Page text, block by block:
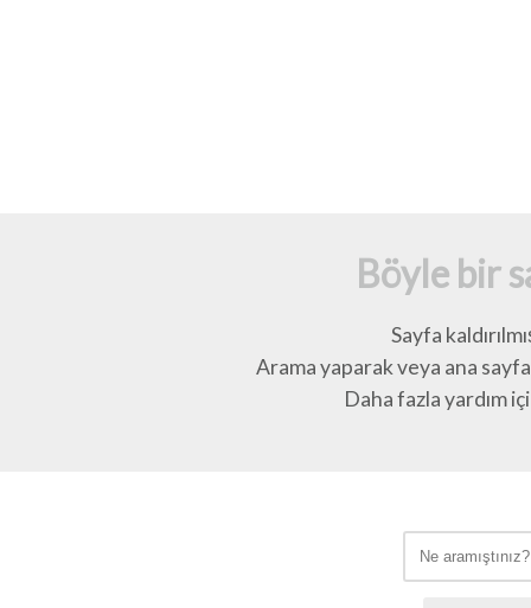
Böyle bir
Sayfa
Arama yaparak veya ana
Daha fazla yardım